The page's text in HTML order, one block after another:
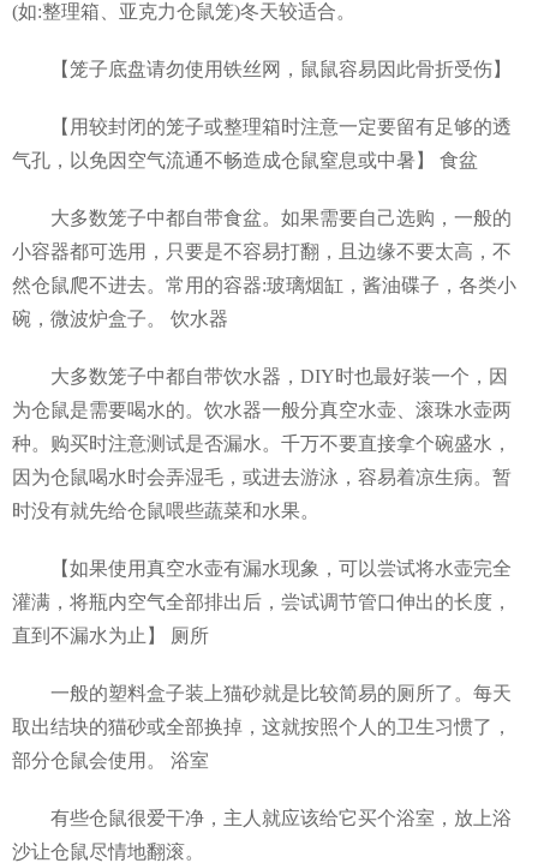
(如:整理箱、亚克力仓鼠笼)冬天较适合。
【笼子底盘请勿使用铁丝网，鼠鼠容易因此骨折受伤】
【用较封闭的笼子或整理箱时注意一定要留有足够的透
气孔，以免因空气流通不畅造成仓鼠窒息或中暑】 食盆
大多数笼子中都自带食盆。如果需要自己选购，一般的
小容器都可选用，只要是不容易打翻，且边缘不要太高，不
然仓鼠爬不进去。常用的容器:玻璃烟缸，酱油碟子，各类小
碗，微波炉盒子。 饮水器
大多数笼子中都自带饮水器，DIY时也最好装一个，因
为仓鼠是需要喝水的。饮水器一般分真空水壶、滚珠水壶两
种。购买时注意测试是否漏水。千万不要直接拿个碗盛水，
因为仓鼠喝水时会弄湿毛，或进去游泳，容易着凉生病。暂
时没有就先给仓鼠喂些蔬菜和水果。
【如果使用真空水壶有漏水现象，可以尝试将水壶完全
灌满，将瓶内空气全部排出后，尝试调节管口伸出的长度，
直到不漏水为止】 厕所
一般的塑料盒子装上猫砂就是比较简易的厕所了。每天
取出结块的猫砂或全部换掉，这就按照个人的卫生习惯了，
部分仓鼠会使用。 浴室
有些仓鼠很爱干净，主人就应该给它买个浴室，放上浴
沙让仓鼠尽情地翻滚。